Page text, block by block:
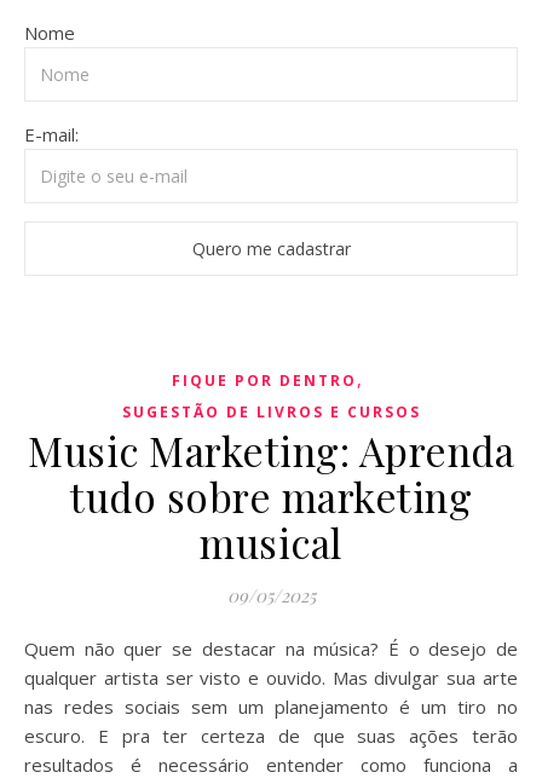
Nome
E-mail:
FIQUE POR DENTRO ,
SUGESTÃO DE LIVROS E CURSOS
Music Marketing: Aprenda
tudo sobre marketing
musical
09/05/2025
Quem não quer se destacar na música? É o desejo de
qualquer artista ser visto e ouvido. Mas divulgar sua arte
nas redes sociais sem um planejamento é um tiro no
escuro. E pra ter certeza de que suas ações terão
resultados é necessário entender como funciona a